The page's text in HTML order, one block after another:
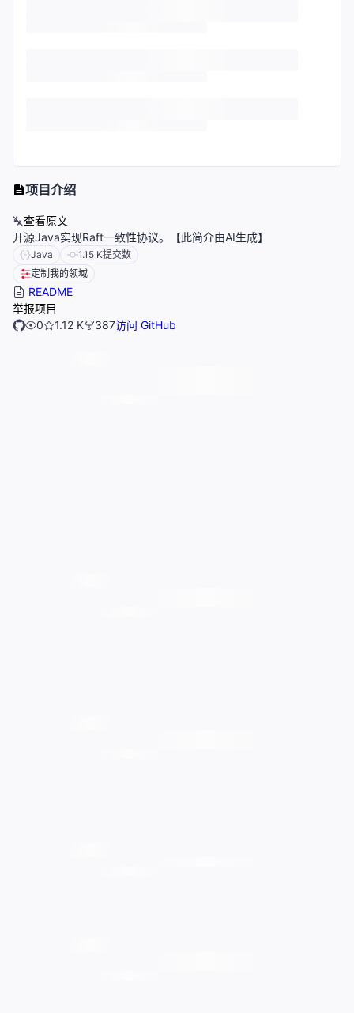
项目介绍
查看原文
开源Java实现Raft一致性协议。【此简介由AI生成】
Java 1.15 K提交数
定制我的领域
README
举报项目
0
1.12 K 387访问 GitHub